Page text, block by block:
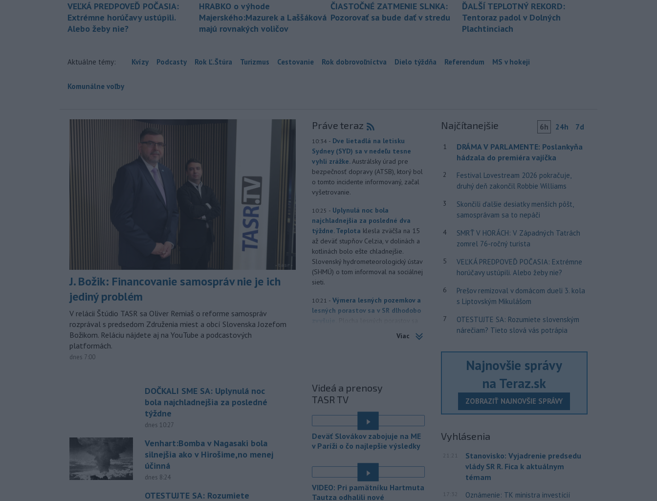
VEĽKÁ PREDPOVEĎ POČASIA:
Extrémne horúčavy ustúpili.
Alebo žeby nie?
HRABKO o výhode
Majerského:Mazurek a Laššáková
majú rovnakých voličov
ČIASTOČNÉ ZATMENIE SLNKA:
Pozorovať sa bude dať v stredu
ĎALŠÍ TEPLOTNÝ REKORD:
Tentoraz padol v Dolných
Plachtinciach
Aktuálne témy: Kvízy Podcasty Rok Ľ.Štúra Turizmus Cestovanie Rok dobrovoľníctva Dielo týždňa Referendum MS v hokeji
Komunálne voľby
J. Božik: Financovanie samospráv nie je ich
jediný problém
V relácii Štúdio TASR sa Oliver Remiaš o reforme samospráv
rozprával s predsedom Združenia miest a obcí Slovenska Jozefom
Božikom. Reláciu nájdete aj na YouTube a podcastových
platformách.
dnes 7:00
DOČKALI SME SA: Uplynulá noc
bola najchladnejšia za posledné
týždne
dnes 10:27
Venhart:Bomba v Nagasaki bola
silnejšia ako v Hirošime,no menej
účinná
dnes 8:24
OTESTUJTE SA: Rozumiete
Práve teraz
10:34 - Dve lietadlá na letisku
Sydney (SYD) sa v nedeľu tesne
vyhli zrážke.Austrálsky úrad pre
bezpečnosť dopravy (ATSB), ktorý bol
o tomto incidente informovaný, začal
vyšetrovanie.
10:25 - Uplynulá noc bola
najchladnejšia za posledné dva
týždne. Teplota klesla zväčša na 15
až deväť stupňov Celzia, v dolinách a
kotlinách bolo ešte chladnejšie.
Slovenský hydrometeorologický ústav
(SHMÚ) o tom informoval na sociálnej
sieti.
10:21 - Výmera lesných pozemkov a
lesných porastov sa v SR dlhodobo
zvýšila o 1060 hektárov (ha). Vyplýva
09:33 - Jemenskí povstalci húsíovia
v nedeľu oznámili, že zaútočili na
rafinériu Aramco v Saudskej
Arábii na pobreží Červeného mora.
Upozornila na to agentúra AFP, píše
TASR.
prístup do národného parku na
ostrove Jáva, kde hasiči bojujú s
lesným požiarom, ktorý vypukol pred
Viac
Videá a prenosy
TASR TV
Deväť Slovákov zabojuje na ME
v Paríži o čo najlepšie výsledky
VIDEO: Pri pamätníku Hartmuta
Tautza odhalili nové
Najčítanejšie 6h 24h 7d
1
DRÁMA V PARLAMENTE: Poslankyňa
hádzala do premiéra vajíčka
2
Festival Lovestream 2026 pokračuje,
druhý deň zakončil Robbie Williams
3
Skončili ďalšie desiatky menších pôšt,
samosprávam sa to nepáči
4
SMRŤ V HORÁCH: V Západných Tatrách
zomrel 76-ročný turista
5
VEĽKÁ PREDPOVEĎ POČASIA: Extrémne
horúčavy ustúpili. Alebo žeby nie?
6
Prešov remizoval v domácom dueli 3. kola
s Liptovským Mikulášom
7
OTESTUJTE SA: Rozumiete slovenským
nárečiam? Tieto slová vás potrápia
Najnovšie správy
na Teraz.sk
ZOBRAZIŤ NAJNOVŠIE SPRÁVY
Vyhlásenia
21:21
Stanovisko: Vyjadrenie predsedu
vlády SR R. Fica k aktuálnym
témam
17:32
Oznámenie: TK ministra investícií